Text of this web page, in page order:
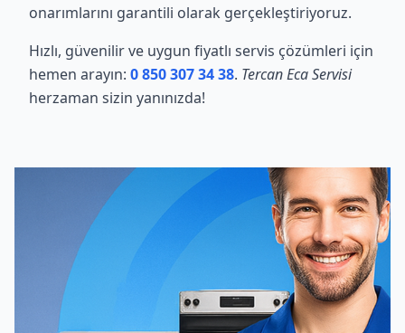
onarımlarını garantili olarak gerçekleştiriyoruz.
Hızlı, güvenilir ve uygun fiyatlı servis çözümleri için
hemen arayın: 0 850 307 34 38. Tercan Eca Servisi
herzaman sizin yanınızda!